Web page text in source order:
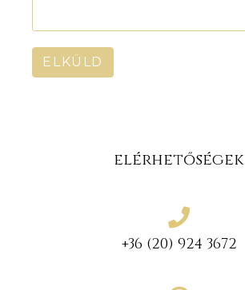
ELKÜLD
elérhetőségek
+36 (20) 924 3672